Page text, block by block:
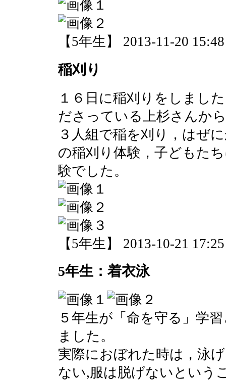
【5年生】 2013-11-20
稲刈り
１６日に稲刈りをしまし
ださっている上杉さんか
３人組で稲を刈り，はぜ
の稲刈り体験，子どもた
験でした。
【5年生】 2013-10-21
5年生：着衣泳
５年生が「命を守る」学
ました。
実際におぼれた時は，泳
ない,服は脱げないという